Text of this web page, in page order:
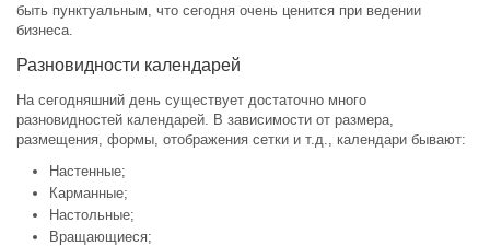
быть пунктуальным, что сегодня очень ценится при ведении
бизнеса.
Разновидности календарей
На сегодняшний день существует достаточно много
разновидностей календарей. В зависимости от размера,
размещения, формы, отображения сетки и т.д., календари бывают:
Настенные;
Карманные;
Настольные;
Вращающиеся;